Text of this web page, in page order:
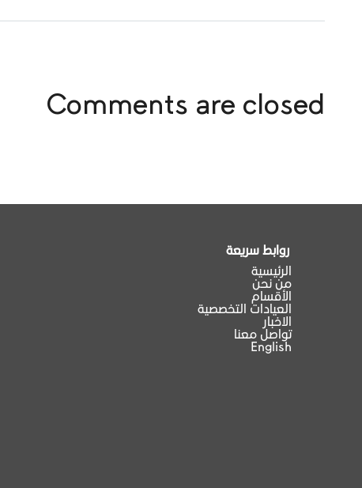
Comments are closed
روابط سريعة
الرئيسية
من نحن
الأقسام
العيادات التخصصية
الاخبار
تواصل معنا
English